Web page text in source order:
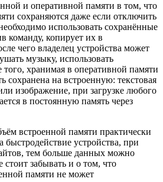
и оперативной памяти в том, что
сохраняются даже если отключить
использовать сохранённые
команду, копирует их в
чего владелец устройства может
музыку, использовать
хранимая в оперативной памяти
на встроенную: текстовая
изображение, при загрузке любого
в постоянную память через
встроенной памяти практически
быстродействие устройства, при
тем больше данных можно
забывать и о том, что
памяти не может